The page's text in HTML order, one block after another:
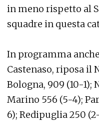
in meno rispetto al
squadre in questa
In programma
Castenaso, riposa il
Bologna, 909 (10-1);
Marino 556 (5-4);
6); Redipuglia 250